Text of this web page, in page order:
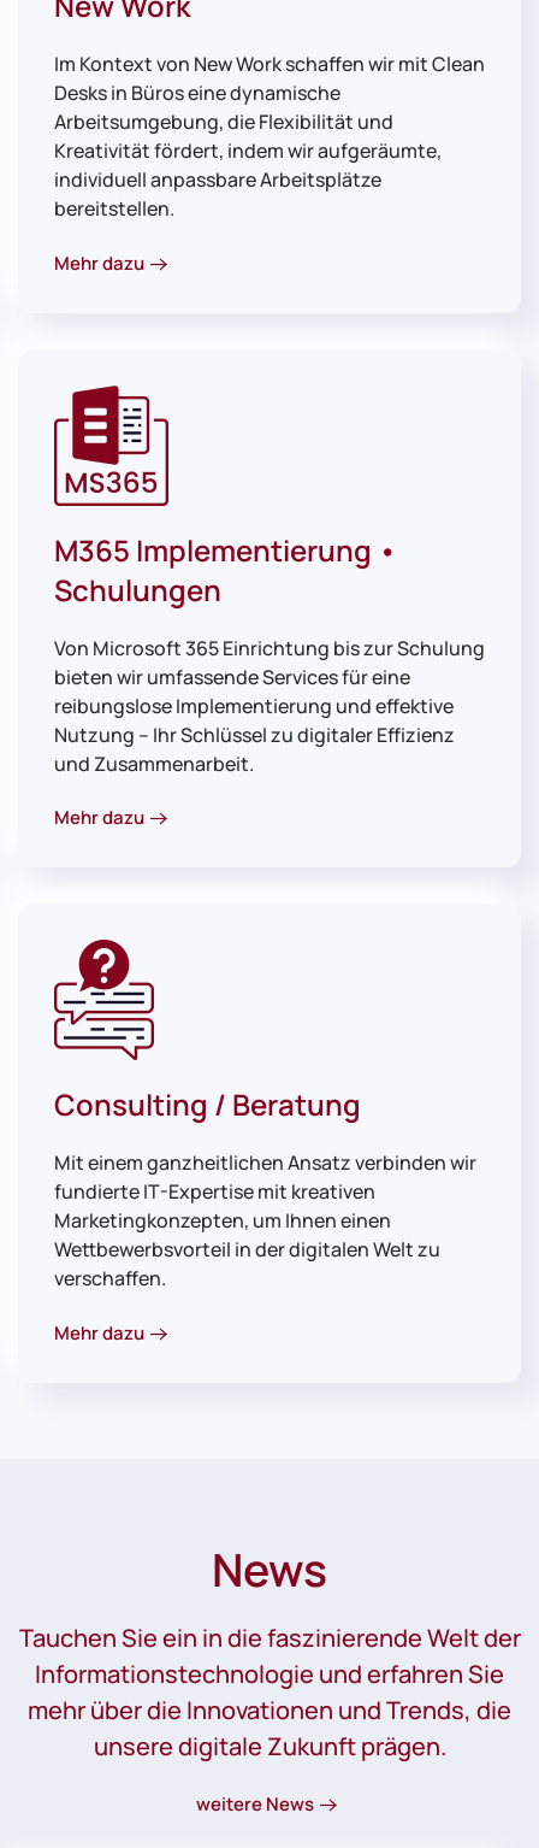
Im Kontext von New Work schaffen wir mit Clean
Desks in Büros eine dynamische
Arbeitsumgebung, die Flexibilität und
Kreativität fördert, indem wir aufgeräumte,
individuell anpassbare Arbeitsplätze
bereitstellen.
Mehr dazu
M365 Implementierung •
Schulungen
Von Microsoft 365 Einrichtung bis zur Schulung
bieten wir umfassende Services für eine
reibungslose Implementierung und effektive
Nutzung – Ihr Schlüssel zu digitaler Effizienz
und Zusammenarbeit.
Mehr dazu
Consulting / Beratung
Mit einem ganzheitlichen Ansatz verbinden wir
fundierte IT-Expertise mit kreativen
Marketingkonzepten, um Ihnen einen
Wettbewerbsvorteil in der digitalen Welt zu
verschaffen.
Mehr dazu
News
Tauchen Sie ein in die faszinierende Welt der
Informationstechnologie und erfahren Sie
mehr über die Innovationen und Trends, die
unsere digitale Zukunft prägen.
weitere News